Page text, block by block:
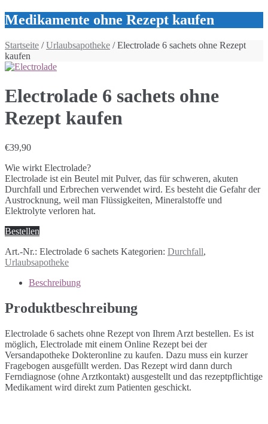
Medikamente ohne Rezept kaufen
Startseite /Urlaubsapotheke / Electrolade 6 sachets ohne Rezept
kaufen
Electrolade 6 sachets ohne
Rezept kaufen
€39,90
Wie wirkt Electrolade?
Electrolade ist ein Beutel mit Pulver, das für schweren, akuten
Durchfall und Erbrechen verwendet wird. Es besteht die Gefahr der
Austrocknung, weil man Flüssigkeiten, Mineralstoffe und
Elektrolyte verloren hat.
Bestellen
Art.-Nr.: Electrolade 6 sachets Kategorien: Durchfall,
Urlaubsapotheke
Beschreibung
Produktbeschreibung
Electrolade 6 sachets ohne Rezept von Ihrem Arzt bestellen. Es ist
möglich, Electrolade mit einem Online Rezept bei der
Versandapotheke Dokteronline zu kaufen. Dazu muss ein kurzer
Fragebogen ausgefüllt werden. Das Rezept wird dann durch
Ferndiagnose (ohne Arztkontakt) ausgestellt und das rezeptpflichtige
Medikament wird direkt zum Patienten geschickt.